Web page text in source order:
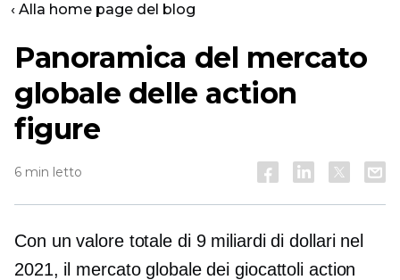
‹ Alla home page del blog
Panoramica del mercato
globale delle action
figure
6 min letto
Con un valore totale di 9 miliardi di dollari nel
2021, il mercato globale dei giocattoli action